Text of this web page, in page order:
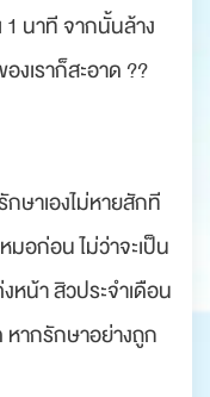
นาที จากนั้นล้าง
งเราก็สะอาด ??
ษาเองไม่หายสักที
อก่อน ไม่ว่าจะเป็น
หน้า สิวประจำเดือน
หากรักษาอย่างถูก